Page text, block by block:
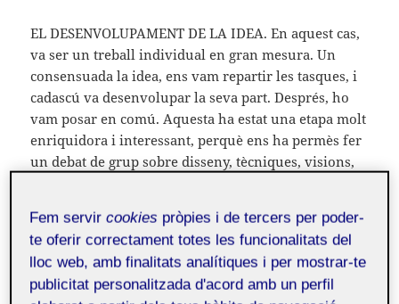
EL DESENVOLUPAMENT DE LA IDEA. En aquest cas,
va ser un treball individual en gran mesura. Un
consensuada la idea, ens vam repartir les tasques, i
cadascú va desenvolupar la seva part. Després, ho
vam posar en comú. Aquesta ha estat una etapa molt
enriquidora i interessant, perquè ens ha permès fer
un debat de grup sobre disseny, tècniques, visions,
a la feina global. En aquest punt, és on hem donat la
forma final al projecte.
LA PRODUCCIÓ. Aquesta ha estat l’etapa més
Fem servircookies pròpies i de tercers per poder-
te oferir correctament totes les funcionalitats del
lloc web, amb finalitats analítiques i per mostrar-te
publicitat personalitzada d'acord amb un perfil